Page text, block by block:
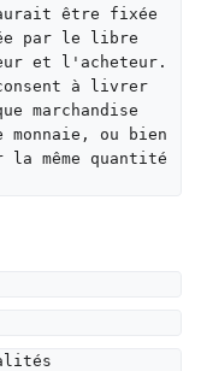
être fixée
par le libre
et l'acheteur.
à livrer
marchandise
monnaie, ou bien
la même quantité